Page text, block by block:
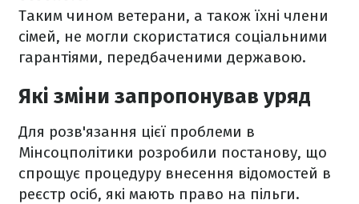
Таким чином ветерани, а також їхні члени
сімей, не могли скористатися соціальними
гарантіями, передбаченими державою.
Які зміни запропонував уряд
Для розв'язання цієї проблеми в
Мінсоцполітики розробили постанову, що
спрощує процедуру внесення відомостей в
реєстр осіб, які мають право на пільги.